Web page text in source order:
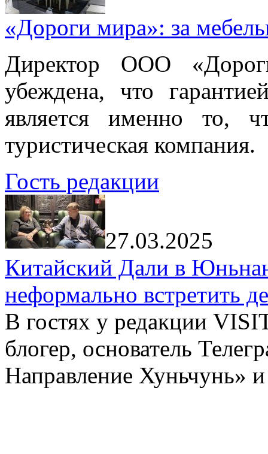
«Дороги мира»: за
Директор ООО
убеждена, что
является именно то,
туристическая компания.
Гость редакции
27.03.2025
Китайский Дали в
неформально встретить
В гостях у редакции
блогер, основатель
Направление Хуньчунь»